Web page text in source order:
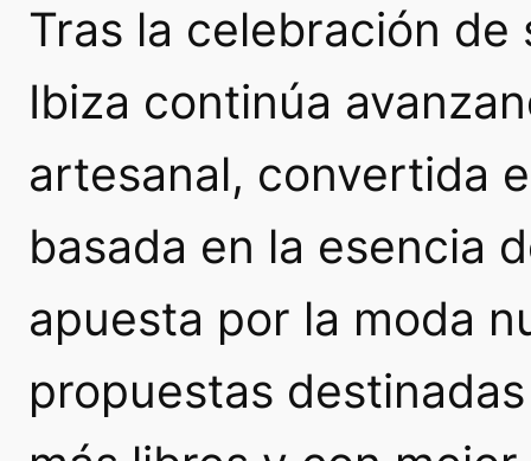
Tras la celebración
Ibiza continúa
artesanal, convertida
basada en la esencia
apuesta por la moda
propuestas